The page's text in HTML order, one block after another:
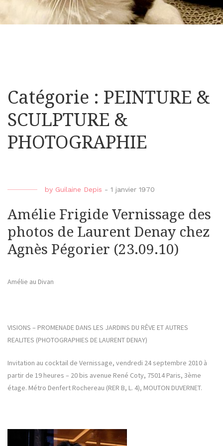
Catégorie : PEINTURE &
SCULPTURE &
PHOTOGRAPHIE
by Guilaine Depis - 1 janvier 1970
Amélie Frigide Vernissage des
photos de Laurent Denay chez
Agnès Pégorier (23.09.10)
Amélie au Divan
VISIONS – PROMENADE DANS LES JARDINS DU RÊVE ET AUTRES
REALITES (PHOTOGRAPHIES DE LAURENT DENAY)
Invitation au cocktail de Vernissage, vendredi 24 septembre 2010 à
partir de 19 heures – 20 bis avenue René Coty, 75014 Paris, 3ème
étage. Métro Denfert Rochereau (RER B, L. 4), MOUTON DUVERNET.